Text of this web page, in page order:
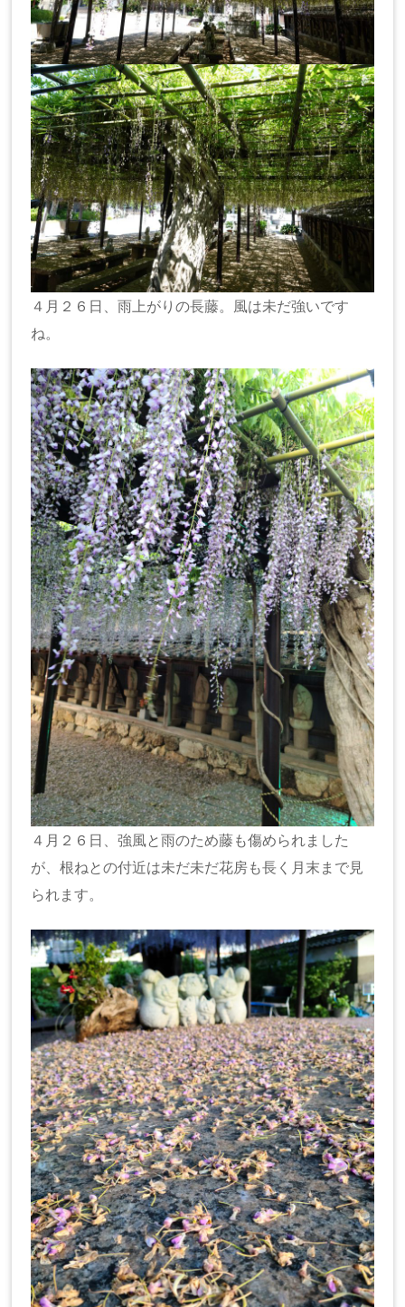
４月２６日、雨上がりの長藤。風は未だ強いです
ね。
４月２６日、強風と雨のため藤も傷められました
が、根ねとの付近は未だ未だ花房も長く月末まで見
られます。